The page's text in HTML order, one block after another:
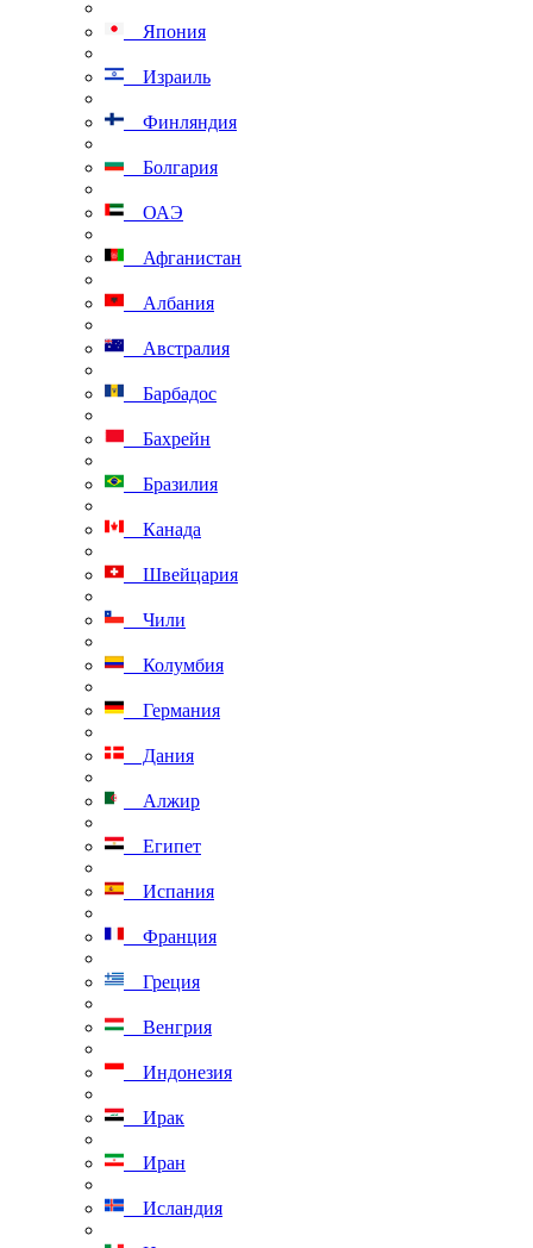
Япония
Израиль
Финляндия
Болгария
ОАЭ
Афганистан
Албания
Австралия
Барбадос
Бахрейн
Бразилия
Канада
Швейцария
Чили
Колумбия
Германия
Дания
Алжир
Египет
Испания
Франция
Греция
Венгрия
Индонезия
Ирак
Иран
Исландия